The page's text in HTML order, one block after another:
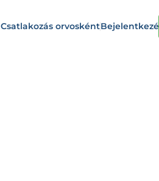
Csatlakozás orvoskéntBejelentkezés